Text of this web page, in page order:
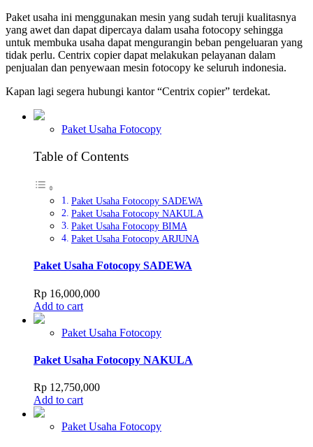
Paket usaha ini menggunakan mesin yang sudah teruji kualitasnya
yang awet dan dapat dipercaya dalam usaha fotocopy sehingga
untuk membuka usaha dapat mengurangin beban pengeluaran yang
tidak perlu. Centrix copier dapat melakukan pelayanan dalam
penjualan dan penyewaan mesin fotocopy ke seluruh indonesia.
Kapan lagi segera hubungi kantor “Centrix copier” terdekat.
Paket Usaha Fotocopy
Table of Contents
Paket Usaha Fotocopy SADEWA
Paket Usaha Fotocopy NAKULA
Paket Usaha Fotocopy BIMA
Paket Usaha Fotocopy ARJUNA
Paket Usaha Fotocopy SADEWA
Rp 16,000,000
Add to cart
Paket Usaha Fotocopy
Paket Usaha Fotocopy NAKULA
Rp 12,750,000
Add to cart
Paket Usaha Fotocopy